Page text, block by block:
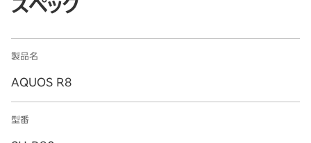
スペック
製品名
AQUOS R8
型番